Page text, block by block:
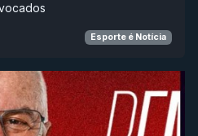
Esporte é Notícia